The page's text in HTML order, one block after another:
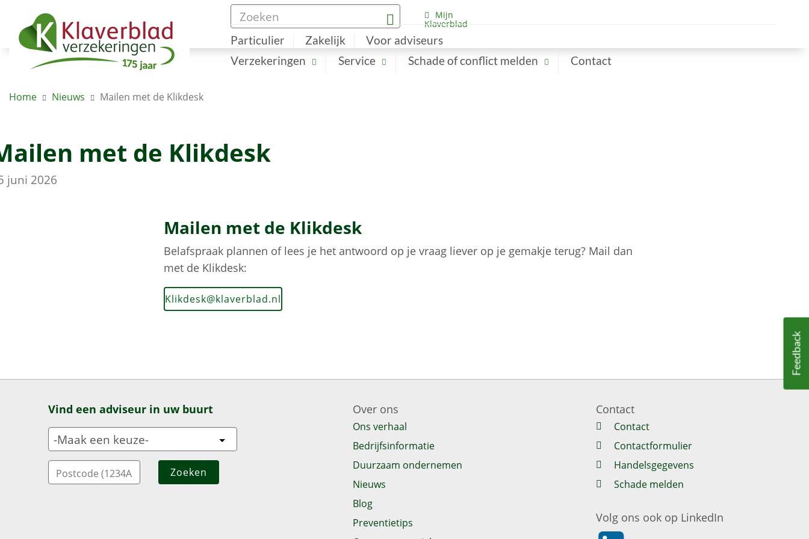
Particulier Zakelijk
Voor adviseurs
Verzekeringen
Service Schade of conflict melden Contact
Mijn
Klaverblad
Home Nieuws Mailen met de Klikdesk
met de Klikdesk
juni 2026
Mailen met de Klikdesk
Belafspraak plannen of lees je het antwoord op je vraag liever op je gemakje terug? Mail dan
met de Klikdesk:
Klikdesk@klaverblad.nl
Feedback
Vind een adviseur in uw buurt Over ons
Ons verhaal
Bedrijfsinformatie
Duurzaam ondernemen
Nieuws
Blog
Preventietips
Contact
Contact
Contactformulier
Handelsgegevens
Schade melden
Volg ons ook op LinkedIn
https://nl.linkedin.com/company/klaverblad-